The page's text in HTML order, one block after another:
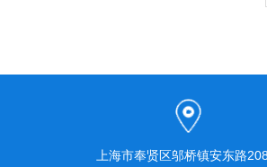
上海市奉贤区邬桥镇安东路